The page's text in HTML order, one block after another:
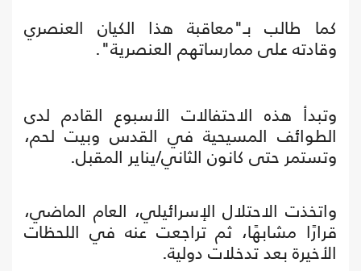
كما طالب بـ"معاقبة هذا الكيان العنصري
وقادته على ممارساتهم العنصرية".
وتبدأ هذه الاحتفالات الأسبوع القادم لدى
الطوائف المسيحية في القدس وبيت لحم،
وتستمر حتى كانون الثاني/يناير المقبل.
واتخذت الاحتلال الإسرائيلي، العام الماضي،
قرارًا مشابهًا، ثم تراجعت عنه في اللحظات
الأخيرة بعد تدخلات دولية.